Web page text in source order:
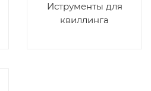
Иструменты для
квиллинга